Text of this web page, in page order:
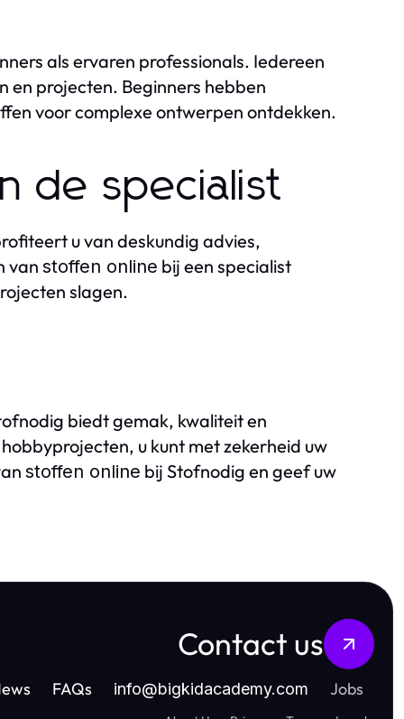
als ervaren professionals. Iedereen
en projecten. Beginners hebben
voor complexe ontwerpen ontdekken.
de specialist
u van deskundig advies,
van stoffen online bij een specialist
slagen.
biedt gemak, kwaliteit en
u kunt met zekerheid uw
stoffen online bij Stofnodig en geef uw
Contact us
FAQs info@bigkidacademy.com Jobs